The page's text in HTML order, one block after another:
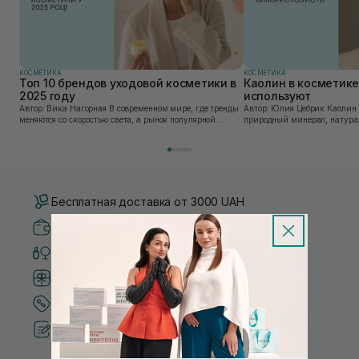
КОСМЕТИКА
Топ 10 брендов уходовой косметики в
2025 году
Автор: Вика Нагорная В современном мире, где тренды
меняются со скоростью света, а рынок популярной
КОСМЕТИКА
Каолин в
используют
Автор: Юлия Цебрик Каолин в косметологии – это
природный минерал,
Бесплатная доставка от 3000 UAH
Безопасные способы оплаты
Только оригинальная косметика
Система бонусов и лояльности
Лучшие цены и топ товары
Рекомендации от косметологов